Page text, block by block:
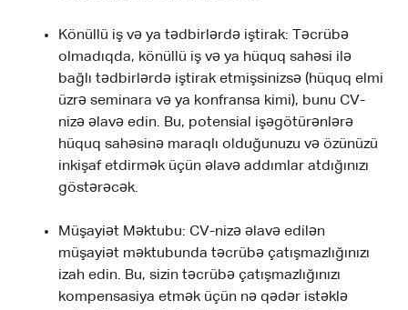
Könüllü iş və ya tədbirlərdə iştirak: Təcrübə
olmadıqda, könüllü iş və ya hüquq sahəsi ilə
bağlı tədbirlərdə iştirak etmişsinizsə (hüquq elmi
üzrə seminara və ya konfransa kimi), bunu CV-
nizə əlavə edin. Bu, potensial işəgötürənlərə
hüquq sahəsinə maraqlı olduğunuzu və özünüzü
inkişaf etdirmək üçün əlavə addımlar atdığınızı
göstərəcək.
Müşayiət Məktubu: CV-nizə əlavə edilən
müşayiət məktubunda təcrübə çatışmazlığınızı
izah edin. Bu, sizin təcrübə çatışmazlığınızı
kompensasiya etmək üçün nə qədər istəklə